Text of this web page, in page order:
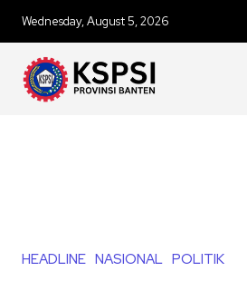
Wednesday, August 5, 2026
HEADLINE NASIONAL POLITIK